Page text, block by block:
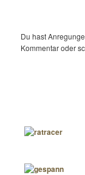
Du hast
Kommentar oder